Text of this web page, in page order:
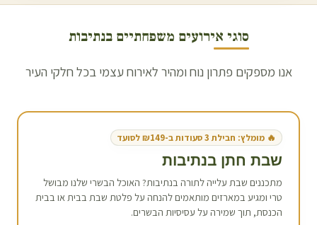
סוגי אירועים משפחתיים בנתיבות
אנו מספקים פתרון נוח ומהיר לאירוח עצמי בכל חלקי העיר
🔥 מומלץ: חבילת 3 סעודות ב-₪149 לסועד
שבת חתן בנתיבות
מתכננים שבת עלייה לתורה בנתיבות? האוכל הבשרי שלנו מבושל
טרי ומגיע במארזים מותאמים להנחה על פלטת שבת בבית או בבית
הכנסת, תוך שמירה על עסיסיות הבשרים.